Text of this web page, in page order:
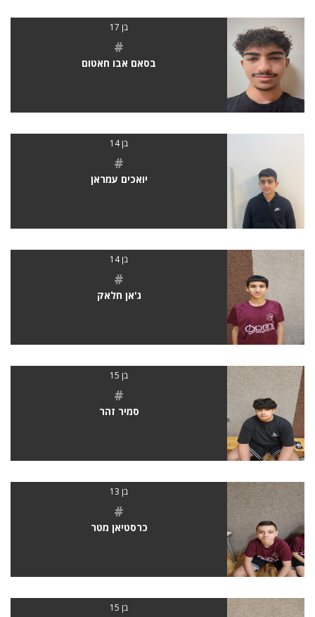
בן 17
#
בסאם אבו חאטום
בן 14
#
יואכים עמראן
בן 14
#
ג'אן חלאק
בן 15
#
סמיר זהר
בן 13
#
כרסטיאן מטר
בן 15